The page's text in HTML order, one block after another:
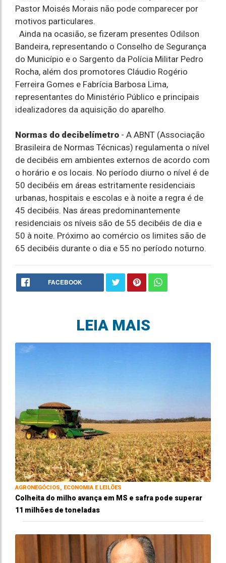
Pastor Moisés Morais não pode comparecer por
motivos particulares.
Ainda na ocasião, se fizeram presentes Odilson
Bandeira, representando o Conselho de Segurança
do Município e o Sargento da Polícia Militar Pedro
Rocha, além dos promotores Cláudio Rogério
Ferreira Gomes e Fabrícia Barbosa Lima,
representantes do Ministério Público e principais
idealizadores da aquisição do aparelho.
Normas do decibelímetro - A ABNT (Associação
Brasileira de Normas Técnicas) regulamenta o nível
de decibéis em ambientes externos de acordo com
o horário e os locais. No período diurno o nível é de
50 decibéis em áreas estritamente residenciais
urbanas, hospitais e escolas e à noite a regra é de
45 decibéis. Nas áreas predominantemente
residenciais os níveis são de 55 decibéis de dia e
50 à noite. Próximo ao comércio os limites são de
65 decibéis durante o dia e 55 no período noturno.
FACEBOOK
LEIA MAIS
AGRONEGÓCIOS, ECONOMIA E LEILÕES
Colheita do milho avança em MS e safra pode superar
11 milhões de toneladas